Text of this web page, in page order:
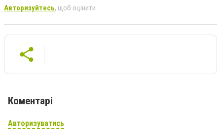
Авторизуйтесь, щоб оцінити
Коментарі
Авторизуватись